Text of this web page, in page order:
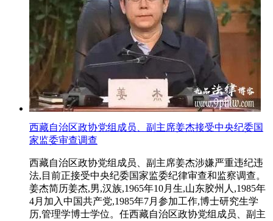
西藏自治区政协党组成员、副主席姜杰接受中央纪委国
家监委审查调查
西藏自治区政协党组成员、副主席姜杰涉嫌严重违纪违
法,目前正接受中央纪委国家监委纪律审查和监察调查。
姜杰简历姜杰,男,汉族,1965年10月生,山东胶州人,1985年
4月加入中国共产党,1985年7月参加工作,博士研究生学
历,管理学博士学位。任西藏自治区政协党组成员、副主